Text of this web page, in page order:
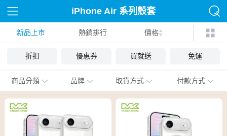
iPhone Air 系列殼套
新品上市 熱銷排行 價格
折扣 優惠券 買就送 免運
商品分類 品牌 取貨方式 付款方式